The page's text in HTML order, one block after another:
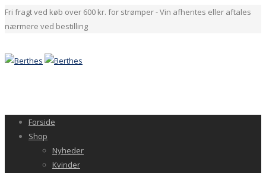
Fri fragt ved køb over 600 kr. for strømper - Vin afhentes eller aftales
nærmere ved bestilling
Forside
Shop
Nyheder
Kvinder